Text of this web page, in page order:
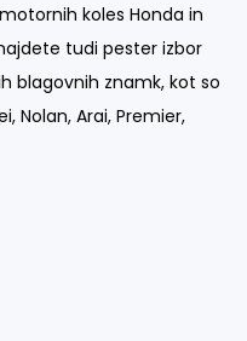
koles Honda in
tudi pester izbor
blagovnih znamk, kot so
Nolan, Arai, Premier,